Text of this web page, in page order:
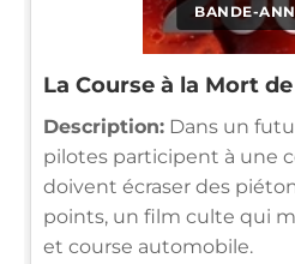
BANDE-
La Course à la Mort
Description: Dans un
pilotes participent à une
doivent écraser des
points, un film culte qui
et course automobile.